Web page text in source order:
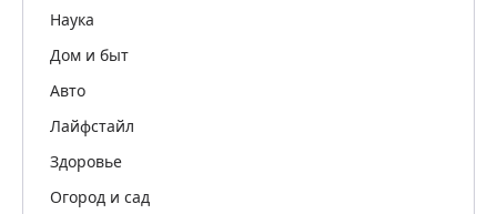
Наука
Дом и быт
Авто
Лайфстайл
Здоровье
Огород и сад